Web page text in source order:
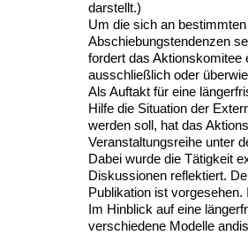
darstellt.)
Um die sich an
Abschiebungstendenzen
fordert das Aktionskomitee
ausschließlich oder
Als Auftakt für eine
Hilfe die Situation der
werden soll, hat das
Veranstaltungsreihe unter
Dabei wurde die Tätigkeit
Diskussionen reflektiert.
Publikation ist
Im Hinblick auf eine
verschiedene Modelle